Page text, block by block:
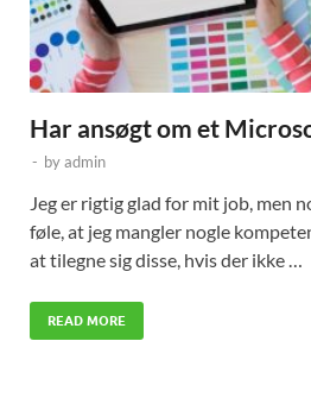
Har ansøgt om et
- byadmin
Jeg er rigtig glad for mit job, men
føle, at jeg mangler nogle
at tilegne sig disse, hvis der ikke …
READ MORE